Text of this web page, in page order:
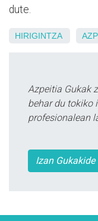
dute.
HIRIGINTZA
Azpeitia Gukak
behar du tokiko
profesionalean
Izan Gukakide